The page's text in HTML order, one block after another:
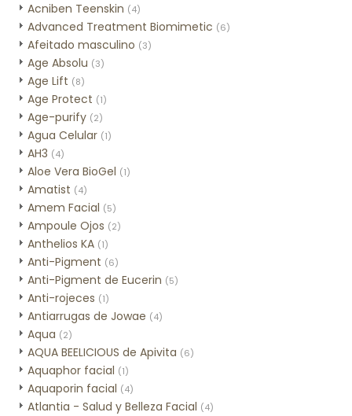
Acniben Teenskin (4)
Advanced Treatment Biomimetic (6)
Afeitado masculino (3)
Age Absolu (3)
Age Lift (8)
Age Protect (1)
Age-purify (2)
Agua Celular (1)
AH3 (4)
Aloe Vera BioGel (1)
Amatist (4)
Amem Facial (5)
Ampoule Ojos (2)
Anthelios KA (1)
Anti-Pigment (6)
Anti-Pigment de Eucerin (5)
Anti-rojeces (1)
Antiarrugas de Jowae (4)
Aqua (2)
AQUA BEELICIOUS de Apivita (6)
Aquaphor facial (1)
Aquaporin facial (4)
Atlantia - Salud y Belleza Facial (4)